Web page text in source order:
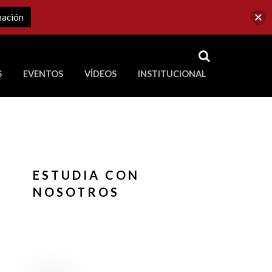
RSS
EVENTOS VÍDEOS INSTITUCIONAL
ESTUDIA CON
NOSOTROS